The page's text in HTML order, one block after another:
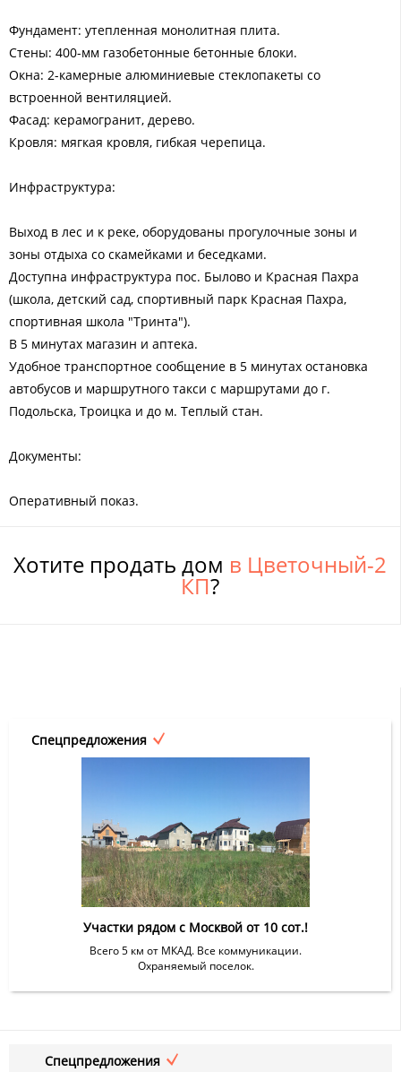
Фундамент: утепленная монолитная плита.
Стены: 400-мм газобетонные бетонные блоки.
Окна: 2-камерные алюминиевые стеклопакеты со
встроенной вентиляцией.
Фасад: керамогранит, дерево.
Кровля: мягкая кровля, гибкая черепица.
Инфраструктура:
Выход в лес и к реке, оборудованы прогулочные зоны и
зоны отдыха со скамейками и беседками.
Доступна инфраструктура пос. Былово и Красная Пахра
(школа, детский сад, спортивный парк Красная Пахра,
спортивная школа "Тринта").
В 5 минутах магазин и аптека.
Удобное транспортное сообщение в 5 минутах остановка
автобусов и маршрутного такси с маршрутами до г.
Подольска, Троицка и до м. Теплый стан.
Документы:
Оперативный показ.
Хотите продать дом в Цветочный-2
КП?
Спецпредложения
Участки рядом с Москвой от 10 сот.!
Всего 5 км от МКАД. Все коммуникации.
Охраняемый поселок.
Спецпредложения